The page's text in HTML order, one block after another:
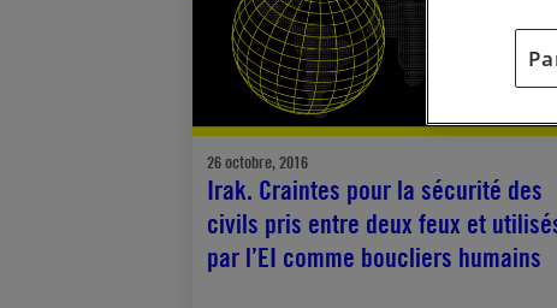
26 octobre, 2016
Irak. Craintes pour la sécurité des
civils pris entre deux feux et
par l’EI comme boucliers humains